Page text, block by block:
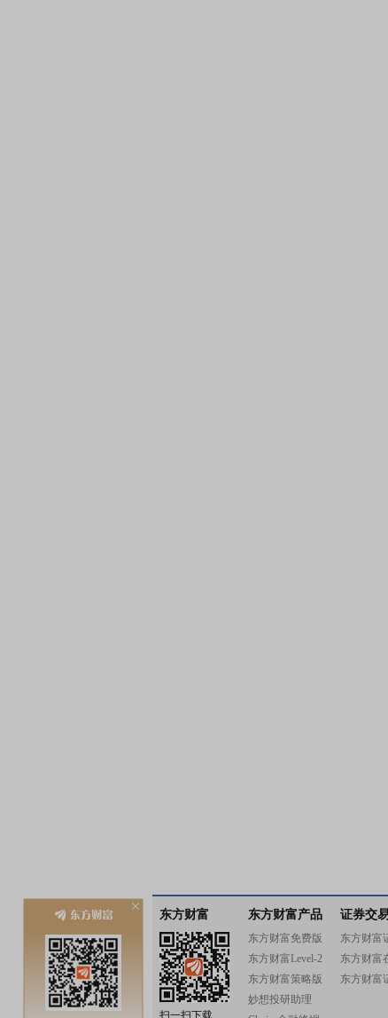
东方财富
扫一扫下载
东方财富产品
东方财富免费版
东方财富Level-2
东方财富策略版
妙想投研助理
证券交
东方财富
东方财富
东方财富